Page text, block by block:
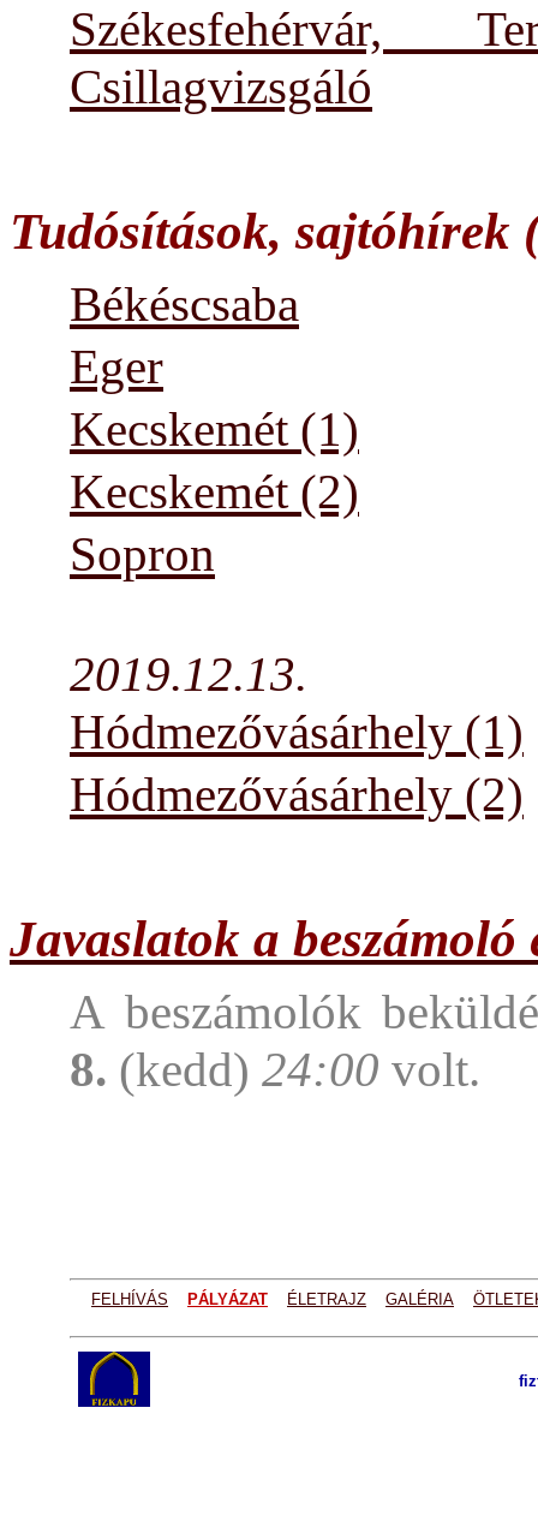
Székesfehérvár,
Csillagvizsgáló
Tudósítások, sajtóhírek
Békéscsaba
Eger
Kecskemét (1)
Kecskemét (2)
Sopron
2019.12.13.
Hódmezővásárhely (1)
Hódmezővásárhely (2)
Javaslatok a beszámoló
A beszámolók
8. (kedd) 24:00 volt.
FELHÍVÁS PÁLYÁZAT ÉLETRAJZ GALÉRIA